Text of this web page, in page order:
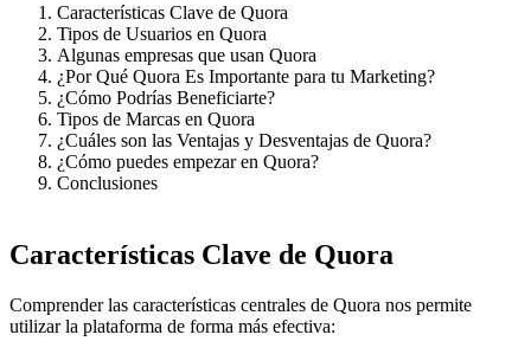
Características Clave de Quora
Tipos de Usuarios en Quora
Algunas empresas que usan Quora
¿Por Qué Quora Es Importante para tu Marketing?
¿Cómo Podrías Beneficiarte?
Tipos de Marcas en Quora
¿Cuáles son las Ventajas y Desventajas de Quora?
¿Cómo puedes empezar en Quora?
Conclusiones
Características Clave de Quora
Comprender las características centrales de Quora nos permite
utilizar la plataforma de forma más efectiva: